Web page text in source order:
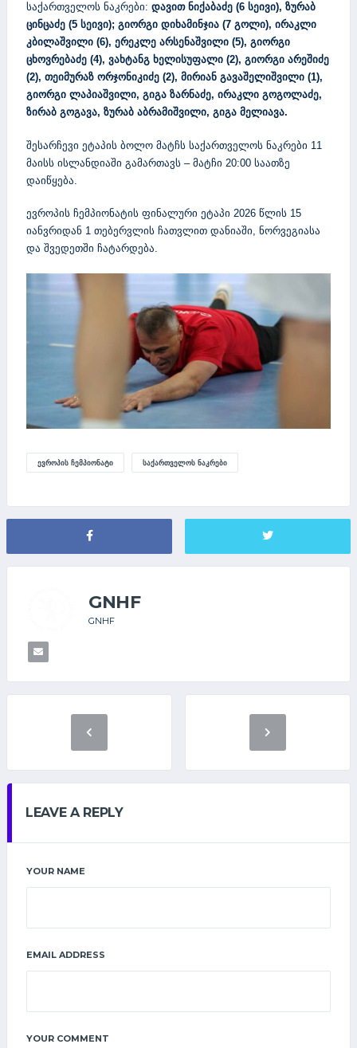
საქართველოს ნაკრები: დავით ნიქაბაძე (6 სეივი), ზურაბ
ცინცაძე (5 სეივი); გიორგი დიხამინჯია (7 გოლი), ირაკლი
კბილაშვილი (6), ერეკლე არსენაშვილი (5), გიორგი
ცხოვრებაძე (4), ვახტანგ ხელისუფალი (2), გიორგი არეშიძე
(2), თეიმურაზ ორჯონიკიძე (2), მირიან გავაშელიშვილი (1),
გიორგი ლაპიაშვილი, გიგა ზარნაძე, ირაკლი გოგოლაძე,
ზირაბ გოგავა, ზურაბ აბრამიშვილი, გიგა მელიავა.
შესარჩევი ეტაპის ბოლო მატჩს საქართველოს ნაკრები 11
მაისს ისლანდიაში გამართავს – მატჩი 20:00 საათზე
დაიწყება.
ევროპის ჩემპიონატის ფინალური ეტაპი 2026 წლის 15
იანვრიდან 1 თებერვლის ჩათვლით დანიაში, ნორვეგიასა
და შვედეთში ჩატარდება.
ᲔᲕᲠᲝᲞᲘᲡ ᲩᲔᲛᲞᲘᲝᲜᲐᲢᲘ ᲡᲐᲥᲐᲠᲗᲕᲔᲚᲝᲡ ᲜᲐᲙᲠᲔᲑᲘ
GNHF
GNHF
LEAVE A REPLY
YOUR NAME
EMAIL ADDRESS
YOUR COMMENT